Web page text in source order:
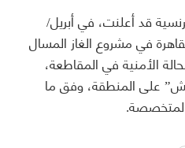
قد أعلنت، في أبريل/
القاهرة في مشروع الغاز المسال
الأمنية في المقاطعة،
على المنطقة، وفق ما